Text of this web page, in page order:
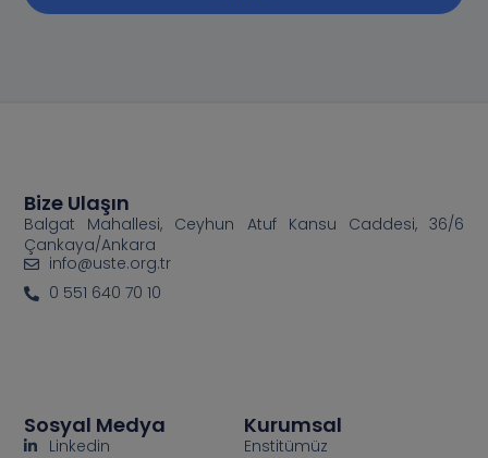
Kurumsal
Enstitümüz
Sosyal Medya
Linkedin
Bize Ulaşın
Balgat Mahallesi, Ceyhun Atuf Kansu Caddesi, 36/6
Çankaya/Ankara
info@uste.org.tr
0 551 640 70 10